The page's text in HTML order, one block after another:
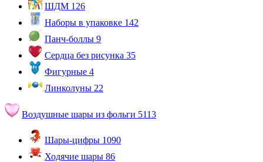
ШДМ 126
Наборы в упаковке 142
Панч-боллы 9
Сердца без рисунка 35
Фигурные 4
Линколуны 22
Воздушные шары из фольги 5113
Шары-цифры 1090
Ходячие шары 86